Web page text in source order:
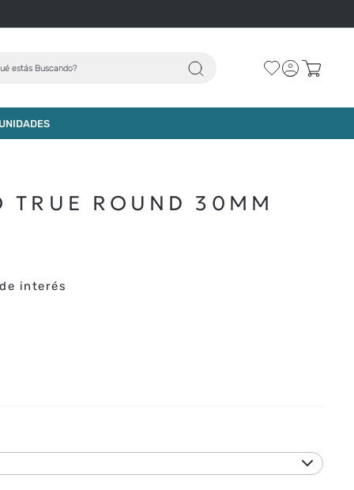
estás Buscando?
AGREGAR AL CARRO
TRUE ROUND 30MM
interés